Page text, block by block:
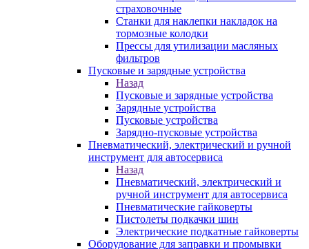
страховочные
Станки для наклепки накладок на
тормозные колодки
Прессы для утилизации масляных
фильтров
Пусковые и зарядные устройства
Назад
Пусковые и зарядные устройства
Зарядные устройства
Пусковые устройства
Зарядно-пусковые устройства
Пневматический, электрический и ручной
инструмент для автосервиса
Назад
Пневматический, электрический и
ручной инструмент для автосервиса
Пневматические гайковерты
Пистолеты подкачки шин
Электрические подкатные гайковерты
Оборудование для заправки и промывки